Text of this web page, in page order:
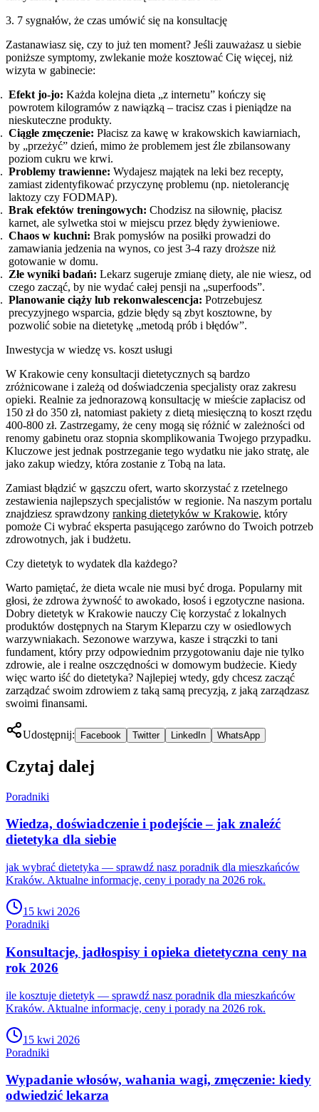
3. 7 sygnałów, że czas umówić się na konsultację
Zastanawiasz się, czy to już ten moment? Jeśli zauważasz u siebie
poniższe symptomy, zwlekanie może kosztować Cię więcej, niż
wizyta w gabinecie:
Efekt jo-jo: Każda kolejna dieta „z internetu” kończy się
powrotem kilogramów z nawiązką – tracisz czas i pieniądze na
nieskuteczne produkty.
Ciągłe zmęczenie: Płacisz za kawę w krakowskich kawiarniach,
by „przeżyć” dzień, mimo że problemem jest źle zbilansowany
poziom cukru we krwi.
Problemy trawienne: Wydajesz majątek na leki bez recepty,
zamiast zidentyfikować przyczynę problemu (np. nietolerancję
laktozy czy FODMAP).
Brak efektów treningowych: Chodzisz na siłownię, płacisz
karnet, ale sylwetka stoi w miejscu przez błędy żywieniowe.
Chaos w kuchni: Brak pomysłów na posiłki prowadzi do
zamawiania jedzenia na wynos, co jest 3-4 razy droższe niż
gotowanie w domu.
Złe wyniki badań: Lekarz sugeruje zmianę diety, ale nie wiesz, od
czego zacząć, by nie wydać całej pensji na „superfoods”.
Planowanie ciąży lub rekonwalescencja: Potrzebujesz
precyzyjnego wsparcia, gdzie błędy są zbyt kosztowne, by
pozwolić sobie na dietetykę „metodą prób i błędów”.
Inwestycja w wiedzę vs. koszt usługi
W Krakowie ceny konsultacji dietetycznych są bardzo
zróżnicowane i zależą od doświadczenia specjalisty oraz zakresu
opieki. Realnie za jednorazową konsultację w mieście zapłacisz od
150 zł do 350 zł, natomiast pakiety z dietą miesięczną to koszt rzędu
400-800 zł. Zastrzegamy, że ceny mogą się różnić w zależności od
renomy gabinetu oraz stopnia skomplikowania Twojego przypadku.
Kluczowe jest jednak postrzeganie tego wydatku nie jako stratę, ale
jako zakup wiedzy, która zostanie z Tobą na lata.
Zamiast błądzić w gąszczu ofert, warto skorzystać z rzetelnego
zestawienia najlepszych specjalistów w regionie. Na naszym portalu
znajdziesz sprawdzony ranking dietetyków w Krakowie, który
pomoże Ci wybrać eksperta pasującego zarówno do Twoich potrzeb
zdrowotnych, jak i budżetu.
Czy dietetyk to wydatek dla każdego?
Warto pamiętać, że dieta wcale nie musi być droga. Popularny mit
głosi, że zdrowa żywność to awokado, łosoś i egzotyczne nasiona.
Dobry dietetyk w Krakowie nauczy Cię korzystać z lokalnych
produktów dostępnych na Starym Kleparzu czy w osiedlowych
warzywniakach. Sezonowe warzywa, kasze i strączki to tani
fundament, który przy odpowiednim przygotowaniu daje nie tylko
zdrowie, ale i realne oszczędności w domowym budżecie. Kiedy
więc warto iść do dietetyka? Najlepiej wtedy, gdy chcesz zacząć
zarządzać swoim zdrowiem z taką samą precyzją, z jaką zarządzasz
swoimi finansami.
Udostępnij: Facebook Twitter LinkedIn WhatsApp
Czytaj dalej
Poradniki
Wiedza, doświadczenie i podejście – jak znaleźć
dietetyka dla siebie
jak wybrać dietetyka — sprawdź nasz poradnik dla mieszkańców
Kraków. Aktualne informacje, ceny i porady na 2026 rok.
15 kwi 2026
Poradniki
Konsultacje, jadłospisy i opieka dietetyczna ceny na
rok 2026
ile kosztuje dietetyk — sprawdź nasz poradnik dla mieszkańców
Kraków. Aktualne informacje, ceny i porady na 2026 rok.
15 kwi 2026
Poradniki
Wypadanie włosów, wahania wagi, zmęczenie: kiedy
odwiedzić lekarza